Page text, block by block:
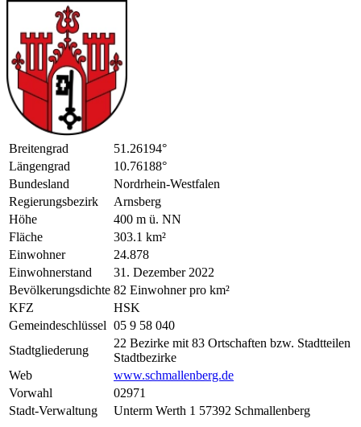
Breitengrad
51.26194°
Längengrad
10.76188°
Bundesland
Nordrhein-Westfalen
Regierungsbezirk
Arnsberg
Höhe
400 m ü. NN
Fläche
303.1 km²
Einwohner
24.878
Einwohnerstand
31. Dezember 2022
Bevölkerungsdichte 82 Einwohner pro km²
KFZ
HSK
Gemeindeschlüssel 05 9 58 040
Stadtgliederung
22 Bezirke mit 83 Ortschaften bzw. Stadtteilen
Stadtbezirke
Web
www.schmallenberg.de
Vorwahl
02971
Stadt-Verwaltung
Unterm Werth 1 57392 Schmallenberg